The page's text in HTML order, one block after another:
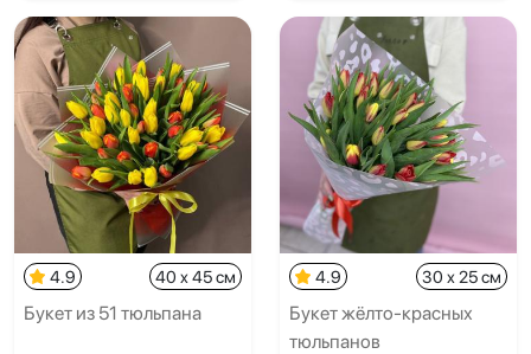
4.9 40 x 45 см
Букет из 51 тюльпана
4.9 30 x 25 см
Букет жёлто-красных
тюльпанов